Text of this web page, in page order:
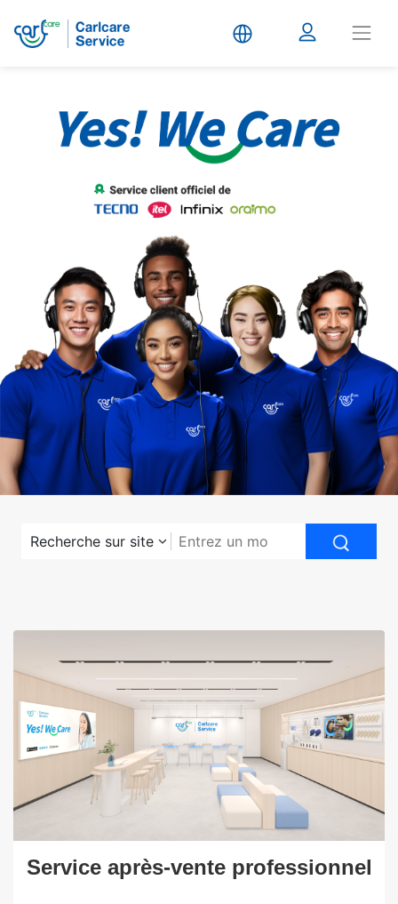
Service
Recherche sur site
Service après-vente professionnel